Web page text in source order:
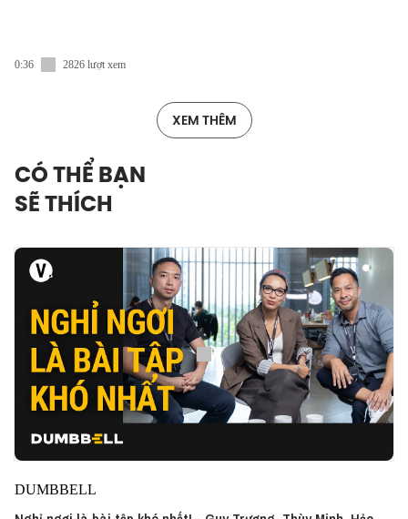
0:36 2826 lượt xem
XEM THÊM
CÓ THỂ BẠN
SẼ THÍCH
DUMBBELL